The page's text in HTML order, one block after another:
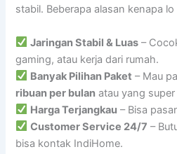
stabil. Beberapa alasan kenapa
Jaringan Stabil & Luas –
gaming, atau kerja dari rumah.
Banyak Pilihan Paket – Mau
ribuan per bulan atau yang
Harga Terjangkau – Bisa
Customer Service 24/7 –
bisa kontak IndiHome.